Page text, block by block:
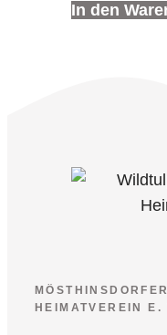
In den
MÖSTHINSDORFER
HEIMATVEREIN E.